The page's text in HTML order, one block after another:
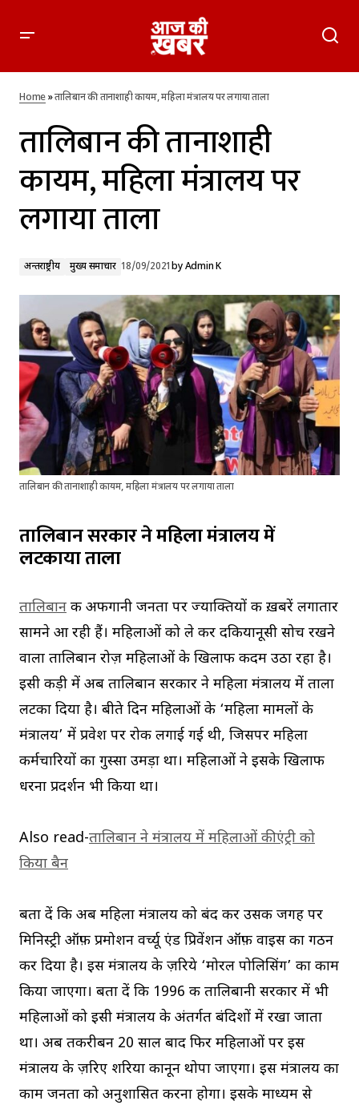
तालिबान की तानाशाही कायम, महिला मंत्रालय पर लगाया ताला
Home»तालिबान की तानाशाही कायम, महिला मंत्रालय पर लगाया ताला
तालिबान की तानाशाही
कायम, महिला मंत्रालय पर
लगाया ताला
अन्तर्राष्ट्रीय मुख्य समाचार 18/09/2021by Admin K
तालिबान की तानाशाही कायम, महिला मंत्रालय पर लगाया ताला
तालिबान सरकार ने महिला मंत्रालय में
लटकाया ताला
तालिबान की अफगानी जनता पर ज्याक्तियों की ख़बरें लगातार
सामने आ रही हैं। महिलाओं को ले कर दकियानूसी सोच रखने
वाला तालिबान रोज़ महिलाओं के खिलाफ कदम उठा रहा है।
इसी कड़ी में अब तालिबान सरकार ने महिला मंत्रालय में ताला
लटका दिया है। बीते दिन महिलाओं के ‘महिला मामलों के
मंत्रालय’ में प्रवेश पर रोक लगाई गई थी, जिसपर महिला
कर्मचारियों का गुस्सा उमड़ा था। महिलाओं ने इसके खिलाफ
धरना प्रदर्शन भी किया था।
Also read-तालिबान ने मंत्रालय में महिलाओं की एंट्री को
किया बैन
बता दें कि अब महिला मंत्रालय को बंद कर उसकी जगह पर
मिनिस्ट्री ऑफ़ प्रमोशन वर्च्यू एंड प्रिवेंशन ऑफ़ वाइस का गठन
कर दिया है। इस मंत्रालय के ज़रिये ‘मोरल पोलिसिंग’ का काम
किया जाएगा। बता दें कि 1996 की तालिबानी सरकार में भी
महिलाओं को इसी मंत्रालय के अंतर्गत बंदिशों में रखा जाता
था। अब तकरीबन 20 साल बाद फिर महिलाओं पर इस
मंत्रालय के ज़रिए शरिया कानून थोपा जाएगा। इस मंत्रालय का
काम जनता को अनुशासित करना होगा। इसके माध्यम से